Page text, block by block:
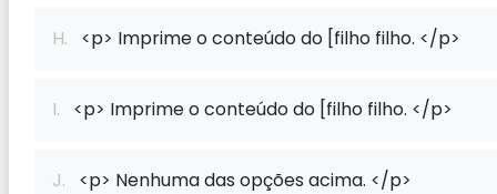
H. <p> Imprime o conteúdo do [filho filho. </p>
I. <p> Imprime o conteúdo do [filho filho. </p>
J. <p> Nenhuma das opções acima. </p>